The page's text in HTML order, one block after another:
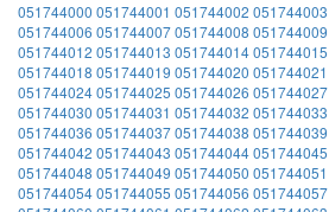
051744000 051744001 051744002 051744003
051744006 051744007051744008 051744009
051744012 051744013 051744014051744015
051744018 051744019 051744020 051744021
051744024051744025 051744026 051744027
051744030 051744031 051744032 051744033
051744036 051744037051744038 051744039
051744042 051744043 051744044051744045
051744048 051744049 051744050 051744051
051744054051744055 051744056 051744057